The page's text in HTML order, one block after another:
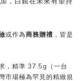
或作為商務贈禮 ，皆是
，精準 37.5g（一台
市場極為罕見的精緻規